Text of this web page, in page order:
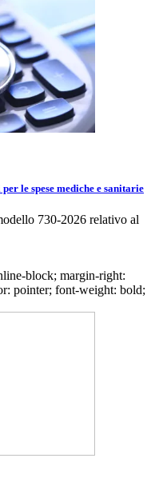
le spese mediche e sanitarie
730-2026 relativo al
block; margin-right:
pointer; font-weight: bold;